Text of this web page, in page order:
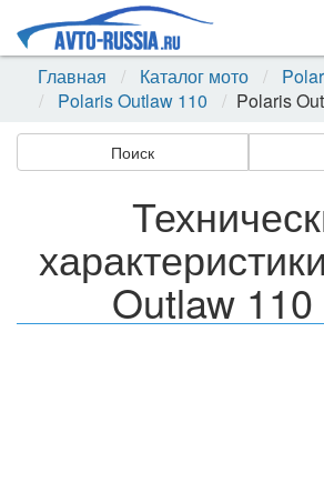
Главная
Каталог мото
Polaris Outlaw 110
Polaris
Поиск
Outlaw 110